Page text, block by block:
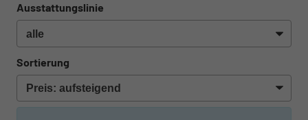
Ausstattungslinie
Sortierung